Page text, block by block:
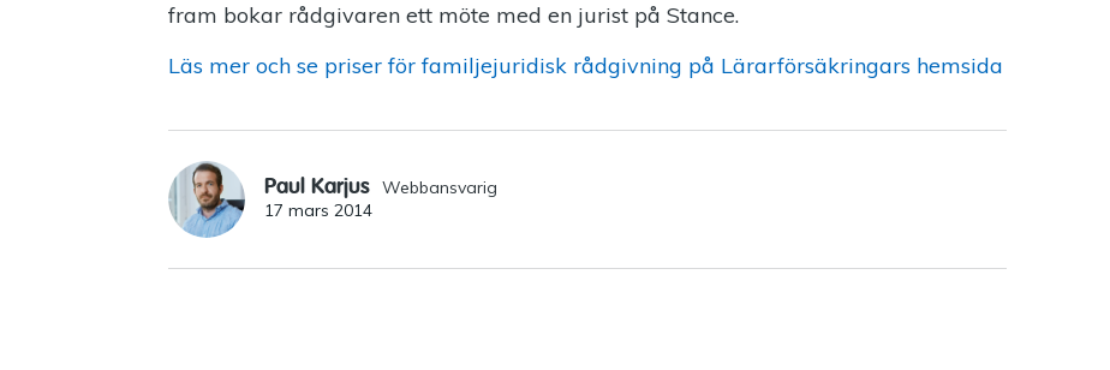
fram bokar rådgivaren ett möte med en jurist på Stance.
Läs mer och se priser för familjejuridisk rådgivning på Lärarförsäkringars hemsida
Paul Karjus Webbansvarig
17 mars 2014